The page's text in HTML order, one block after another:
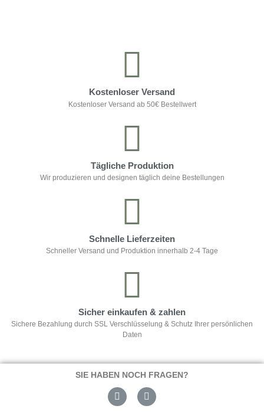
Kostenloser Versand
Kostenloser Versand ab 50€ Bestellwert
Tägliche Produktion
Wir produzieren und designen täglich deine Bestellungen
Schnelle Lieferzeiten
Schneller Versand und Produktion innerhalb 2-4 Tage
Sicher einkaufen & zahlen
Sichere Bezahlung durch SSL Verschlüsselung & Schutz Ihrer persönlichen
Daten
SIE HABEN NOCH FRAGEN?